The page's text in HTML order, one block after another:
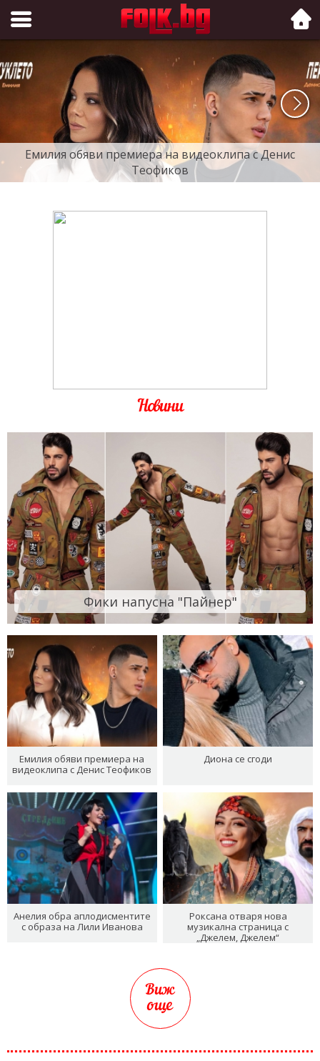
Folk.bg
Емилия обяви премиера на видеоклипа с Денис
Теофиков
Новини
Фики напусна "Пайнер"
Емилия обяви премиера на
видеоклипа с Денис Теофиков
Диона се сгоди
Анелия обра аплодисментите
с образа на Лили Иванова
Роксана отваря нова
музикална страница с
„Джелем, Джелем“
Виж
още